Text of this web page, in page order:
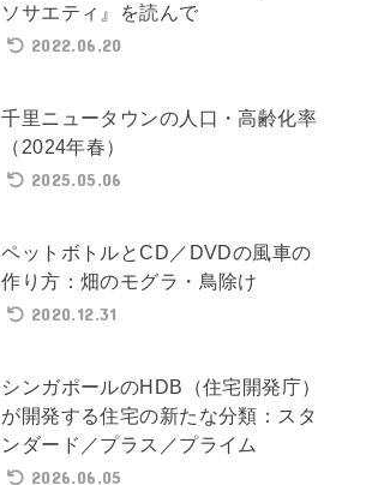
ソサエティ』を読んで
2022.06.20
千里ニュータウンの人口・高齢化率
（2024年春）
2025.05.06
ペットボトルとCD／DVDの風車の
作り方：畑のモグラ・鳥除け
2020.12.31
シンガポールのHDB（住宅開発庁）
が開発する住宅の新たな分類：スタ
ンダード／プラス／プライム
2026.06.05